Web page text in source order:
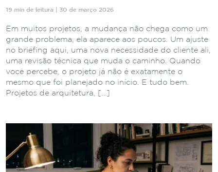
19 min de leitura | 30 de março 2026
Em muitos projetos, a mudança não chega como um
grande problema, ela aparece aos poucos. Um ajuste
no briefing aqui, uma nova necessidade do cliente ali,
uma revisão técnica que muda o caminho. Quando
você percebe, o projeto já não é exatamente o
mesmo que foi planejado no início. E tudo bem.
Projetos de arquitetura, […]